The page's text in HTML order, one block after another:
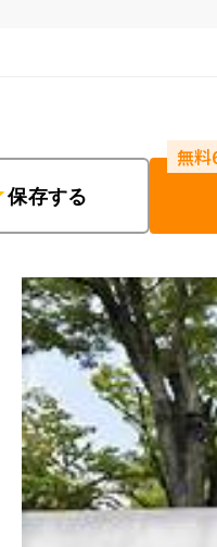
保存する